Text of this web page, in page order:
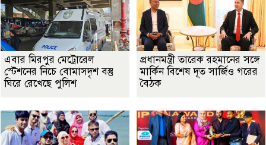
এবার মিরপুর মেট্রোরেল
স্টেশনের নিচে বোমাসদৃশ বস্তু
ঘিরে রেখেছে পুলিশ
প্রধানমন্ত্রী তারেক রহমানের সঙ্গে
মার্কিন বিশেষ দূত সার্জিও গরের
বৈঠক